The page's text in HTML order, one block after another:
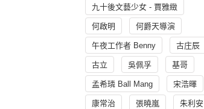
九十後文藝少女 - 賈雅緻
何啟明 何爵天導演
午夜工作者 Benny 古庄辰
古立 吳佩孚 基哥
孟希璘 Ball Mang 宋浩暉
康常治 張曉嵐 朱利安